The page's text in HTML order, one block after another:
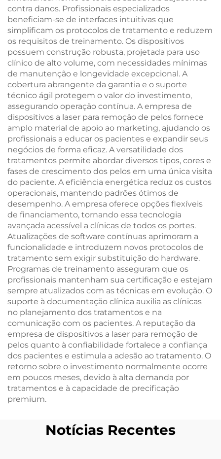
contra danos. Profissionais especializados
beneficiam-se de interfaces intuitivas que
simplificam os protocolos de tratamento e reduzem
os requisitos de treinamento. Os dispositivos
possuem construção robusta, projetada para uso
clínico de alto volume, com necessidades mínimas
de manutenção e longevidade excepcional. A
cobertura abrangente da garantia e o suporte
técnico ágil protegem o valor do investimento,
assegurando operação contínua. A empresa de
dispositivos a laser para remoção de pelos fornece
amplo material de apoio ao marketing, ajudando os
profissionais a educar os pacientes e expandir seus
negócios de forma eficaz. A versatilidade dos
tratamentos permite abordar diversos tipos, cores e
fases de crescimento dos pelos em uma única visita
do paciente. A eficiência energética reduz os custos
operacionais, mantendo padrões ótimos de
desempenho. A empresa oferece opções flexíveis
de financiamento, tornando essa tecnologia
avançada acessível a clínicas de todos os portes.
Atualizações de software contínuas aprimoram a
funcionalidade e introduzem novos protocolos de
tratamento sem exigir substituição do hardware.
Programas de treinamento asseguram que os
profissionais mantenham sua certificação e estejam
sempre atualizados com as técnicas em evolução. O
suporte à documentação clínica auxilia as clínicas
no planejamento dos tratamentos e na
comunicação com os pacientes. A reputação da
empresa de dispositivos a laser para remoção de
pelos quanto à confiabilidade fortalece a confiança
dos pacientes e estimula a adesão ao tratamento. O
retorno sobre o investimento normalmente ocorre
em poucos meses, devido à alta demanda por
tratamentos e à capacidade de precificação
premium.
Notícias Recentes